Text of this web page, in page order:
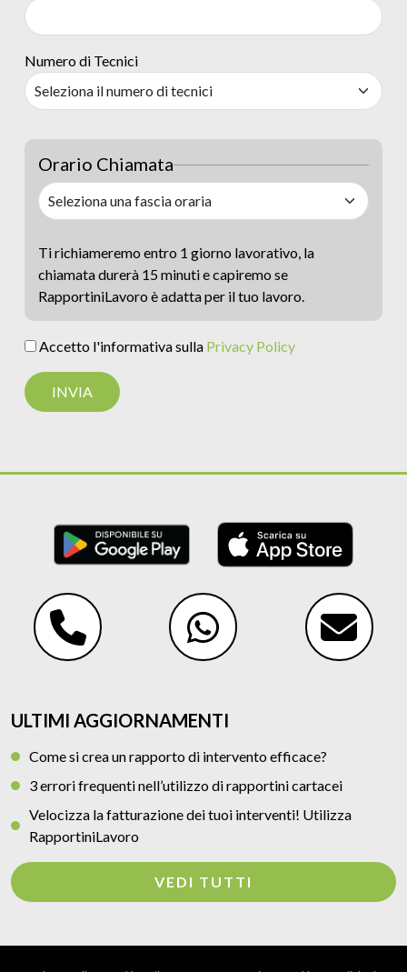
Numero di Tecnici
Orario Chiamata
Ti richiameremo entro 1 giorno lavorativo, la
chiamata durerà 15 minuti e capiremo se
RapportiniLavoro è adatta per il tuo lavoro.
Accetto l'informativa sulla Privacy Policy
ULTIMI AGGIORNAMENTI
Come si crea un rapporto di intervento efficace?
3 errori frequenti nell’utilizzo di rapportini cartacei
Velocizza la fatturazione dei tuoi interventi! Utilizza
RapportiniLavoro
VEDI TUTTI